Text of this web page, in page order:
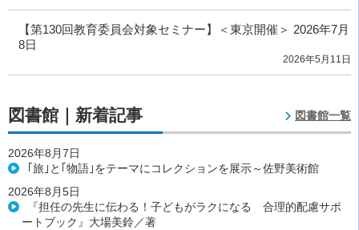
【第130回教育委員会対象セミナー】＜東京開催＞ 2026年7月
8日
2026年5月11日
図書館｜新着記事 図書館一覧
2026年8月7日
｢旅｣と｢物語｣をテーマにコレクションを展示～佐野美術館
2026年8月5日
『担任の先生に伝わる！子どもがラクになる 合理的配慮サポ
ートブック』大場美鈴／著